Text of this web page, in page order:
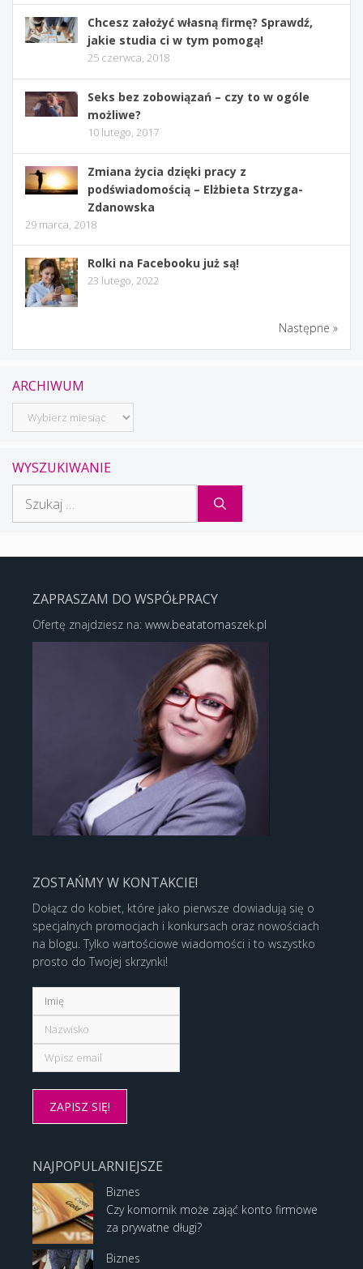
Chcesz założyć własną firmę? Sprawdź,
jakie studia ci w tym pomogą!
25 czerwca, 2018
Seks bez zobowiązań – czy to w ogóle
możliwe?
10 lutego, 2017
Zmiana życia dzięki pracy z
podświadomością – Elżbieta Strzyga-
Zdanowska
29 marca, 2018
Rolki na Facebooku już są!
23 lutego, 2022
Następne »
ARCHIWUM
Archiwum
WYSZUKIWANIE
ZAPRASZAM DO WSPÓŁPRACY
Ofertę znajdziesz na: www.beatatomaszek.pl
ZOSTAŃMY W KONTAKCIE!
Dołącz do kobiet, które jako pierwsze dowiadują się o
specjalnych promocjach i konkursach oraz nowościach
na blogu. Tylko wartościowe wiadomości i to wszystko
prosto do Twojej skrzynki!
NAJPOPULARNIEJSZE
Biznes
Czy komornik może zająć konto firmowe
za prywatne długi?
Biznes